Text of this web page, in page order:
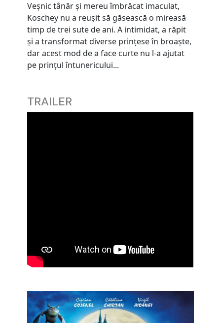
Veșnic tânăr și mereu îmbrăcat imaculat,
Koschey nu a reușit să găsească o mireasă
timp de trei sute de ani. A intimidat, a răpit
și a transformat diverse prințese în broaște,
dar acest mod de a face curte nu l-a ajutat
pe prințul întunericului...
TRAILER